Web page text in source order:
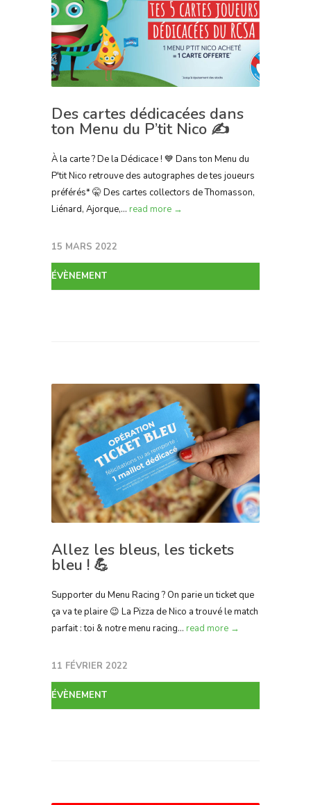
Des cartes dédicacées dans
ton Menu du P’tit Nico ✍️
À la carte ? De la Dédicace ! 💙 Dans ton Menu du
P'tit Nico retrouve des autographes de tes joueurs
préférés* 🤫 Des cartes collectors de Thomasson,
Liénard, Ajorque,... read more →
15 MARS 2022
ÉVÈNEMENT
Allez les bleus, les tickets
bleu ! 💪
Supporter du Menu Racing ? On parie un ticket que
ça va te plaire 😉 La Pizza de Nico a trouvé le match
parfait : toi & notre menu racing... read more →
11 FÉVRIER 2022
ÉVÈNEMENT